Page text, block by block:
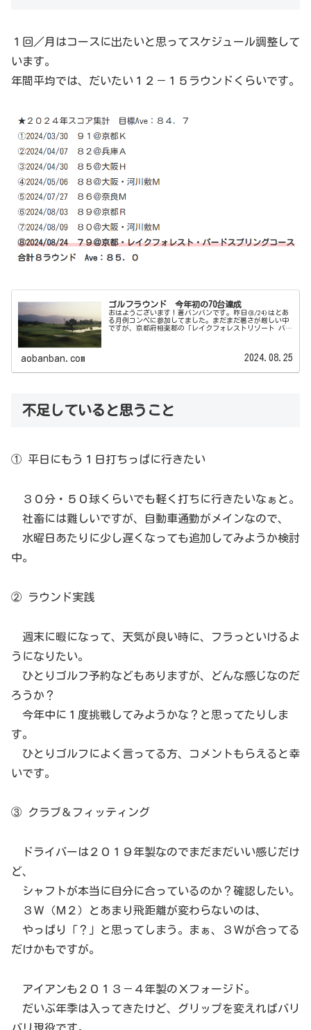
１回／月はコースに出たいと思ってスケジュール調整して
います。
年間平均では、だいたい１２－１５ラウンドくらいです。
ゴルフラウンド 今年初の70台達成
おはようございます！蒼バンバンです。昨日(8/24)はとあ
る月例コンペに参加してました。まだまだ暑さが厳しい中
ですが、京都府相楽郡の「レイクフォレストリゾート バー
aobanban.com 2024.08.25
不足していると思うこと
① 平日にもう１日打ちっぱに行きたい
３０分・５０球くらいでも軽く打ちに行きたいなぁと。
社畜には難しいですが、自動車通勤がメインなので、
水曜日あたりに少し遅くなっても追加してみようか検討
中。
② ラウンド実践
週末に暇になって、天気が良い時に、フラっといけるよ
うになりたい。
ひとりゴルフ予約などもありますが、どんな感じなのだ
ろうか？
今年中に１度挑戦してみようかな？と思ってたりしま
す。
ひとりゴルフによく言ってる方、コメントもらえると幸
いです。
③ クラブ＆フィッティング
ドライバーは２０１９年製なのでまだまだいい感じだけ
ど、
シャフトが本当に自分に合っているのか？確認したい。
３Ｗ（Ｍ２）とあまり飛距離が変わらないのは、
やっぱり「？」と思ってしまう。まぁ、３Ｗが合ってる
だけかもですが。
アイアンも２０１３－４年製のＸフォージド。
だいぶ年季は入ってきたけど、グリップを変えればバリ